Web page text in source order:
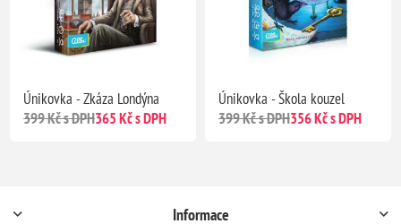
Únikovka - Zkáza Londýna
399 Kč s DPH365 Kč s DPH
Únikovka - Škola kouzel
399 Kč s DPH356 Kč s DPH
Informace